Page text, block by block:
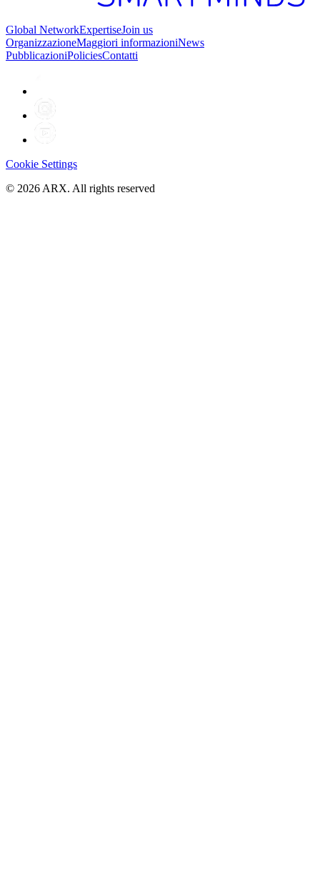
Global NetworkExpertiseJoin us
OrganizzazioneMaggiori informazioniNews
PubblicazioniPoliciesContatti
Cookie Settings
© 2026 ARX. All rights reserved